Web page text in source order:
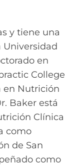
y tiene una
Universidad
en
College
en Nutrición
Baker está
Clínica
como
de San
como